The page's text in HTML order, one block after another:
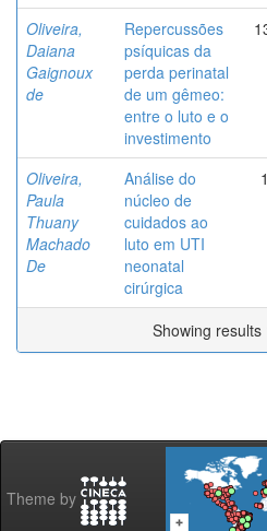
Oliveira,
Daiana
Gaignoux
de
Repercussões
psíquicas da
perda perinatal
de um gêmeo:
entre o luto e o
investimento
Oliveira,
Paula
Thuany
Machado
De
Análise do
núcleo de
cuidados ao
luto em UTI
neonatal
cirúrgica
Showing results
Theme by